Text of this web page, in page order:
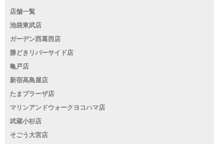
店舗一覧
池袋東武店
ガーデン西葛西店
勝どきリバーサイド店
亀戸店
新宿高島屋店
たまプラーザ店
マリンアンドウォークヨコハマ店
武蔵小杉店
そごう大宮店